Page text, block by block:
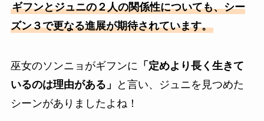
ギフンとジュニの２人の関係性についても、シー
ズン３で更なる進展が期待されています。
巫女のソンニョがギフンに 「定めより長く生きて
いるのは理由がある」
と言い、ジュニを見つめた
シーンがありましたよね！